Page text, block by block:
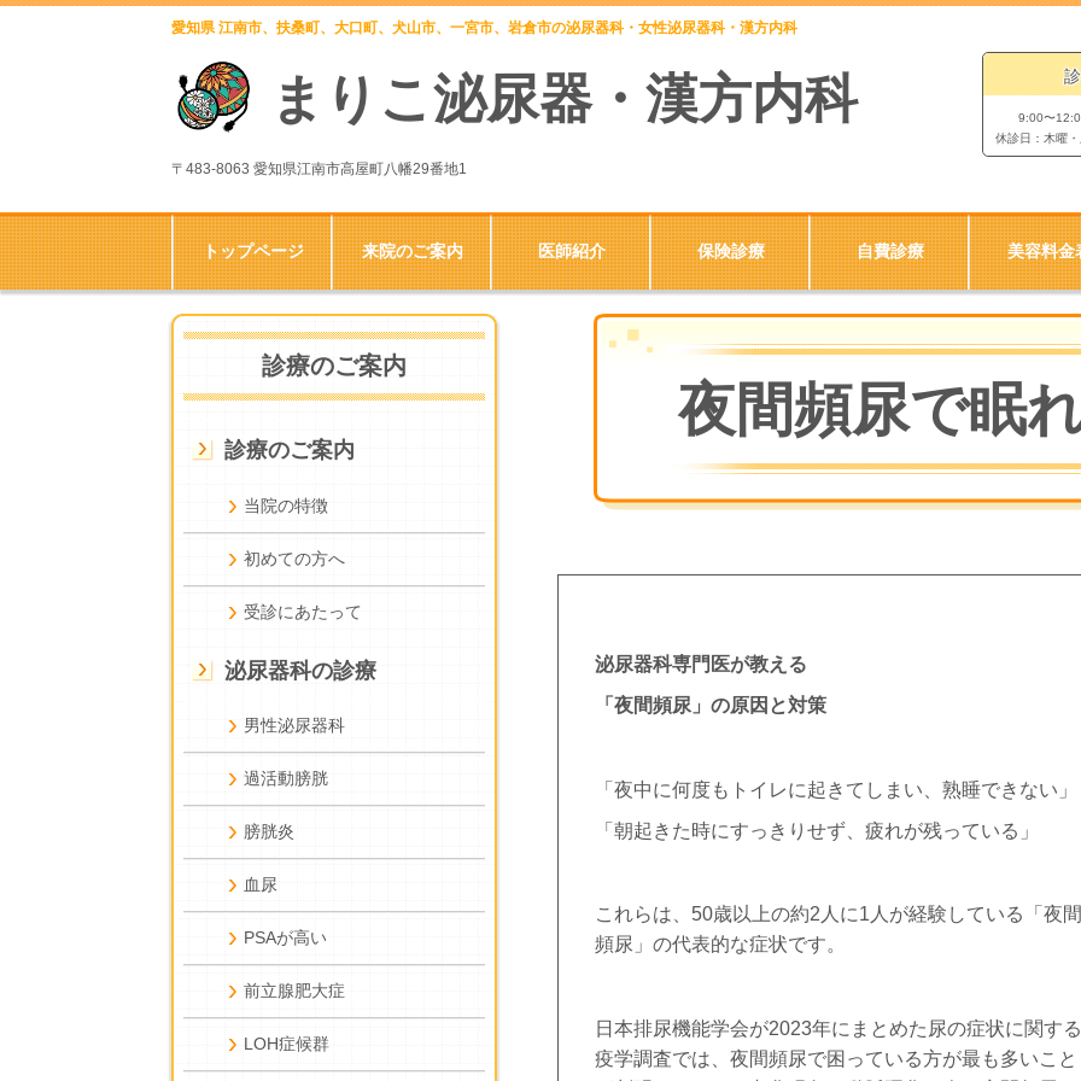
愛知県 江南市、扶桑町、大口町、犬山市、一宮市、岩倉市の泌尿器科・女性泌尿器科・漢方内科
まりこ泌尿器・漢方内科
〒483-8063 愛知県江南市高屋町八幡29番地1
9:00〜
休診日：木曜
トップページ 来院のご案内 医師紹介 保険診療 自費診療 美容料金
夜間頻尿で眠
泌尿器科専門医が教える
「夜間頻尿」の原因と対策
「夜中に何度もトイレに起きてしまい、熟睡できない」
「朝起きた時にすっきりせず、疲れが残っている」
これらは、 50歳以上の約2 人に1 人が経験している「夜間
頻尿」の代表的な症状です。
日本排尿機能学会が2023年にまとめた尿の症状に関する
疫学調査では、夜間頻尿で困っている方が最も多いこと
診療のご案内
診療のご案内
当院の特徴
初めての方へ
受診にあたって
泌尿器科の診療
男性泌尿器科
過活動膀胱
膀胱炎
血尿
PSAが高い
前立腺肥大症
LOH症候群